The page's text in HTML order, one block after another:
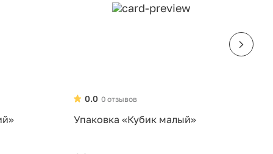
0 отзывов
0.0
Упаковка «Кубик малый»